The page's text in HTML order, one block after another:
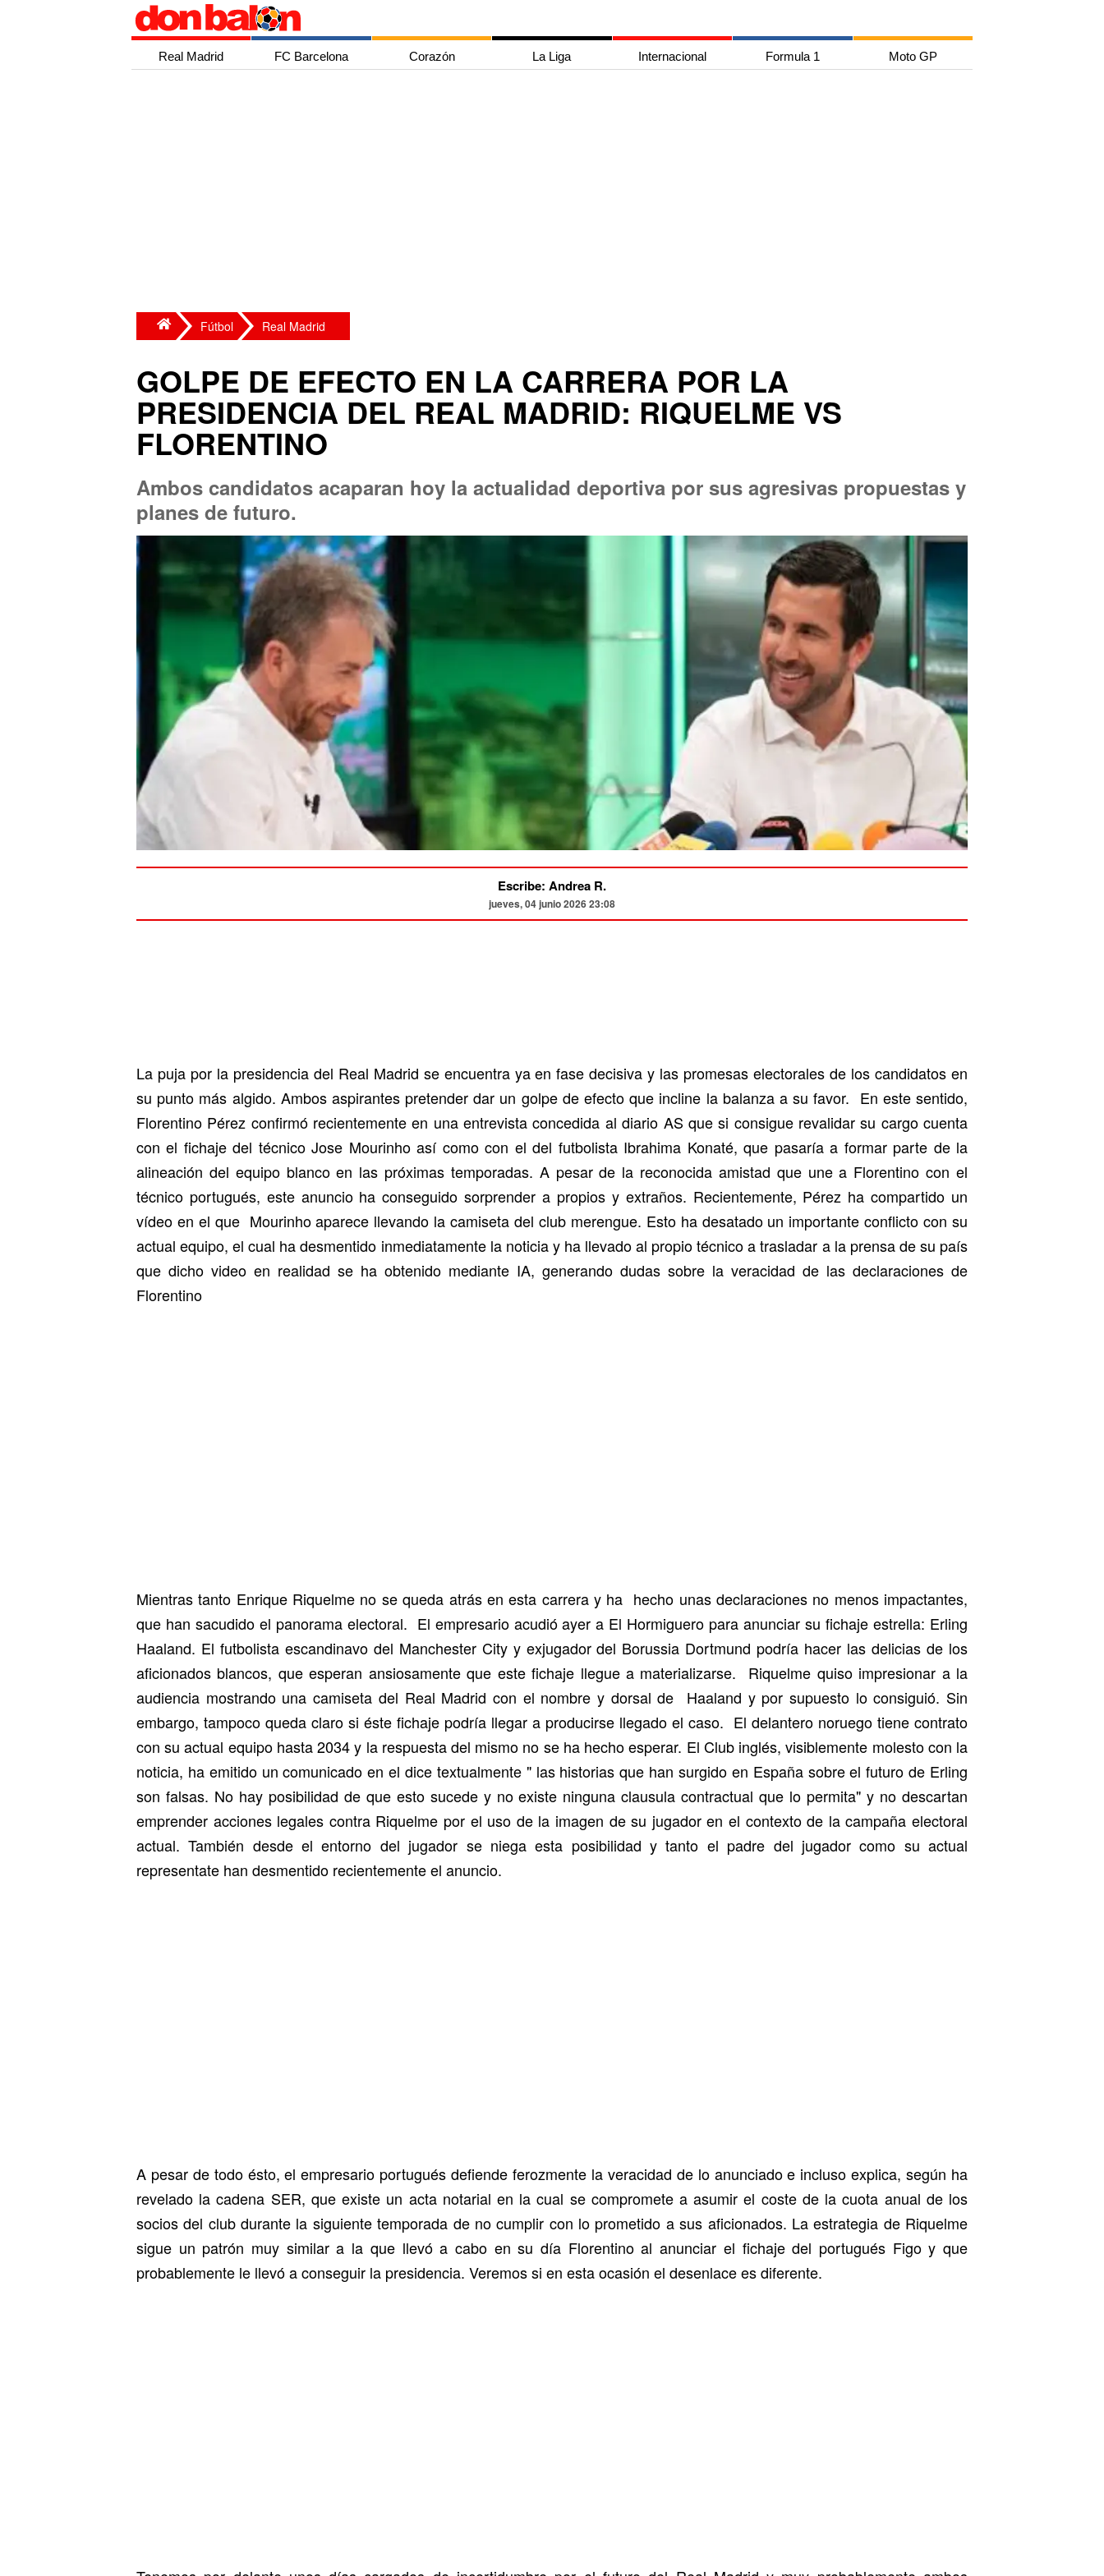
Real Madrid FC Barcelona Corazón La Liga Internacional Formula 1 Moto GP
Fútbol Real Madrid
GOLPE DE EFECTO EN LA CARRERA POR LA
PRESIDENCIA DEL REAL MADRID: RIQUELME VS
FLORENTINO
Ambos candidatos acaparan hoy la actualidad deportiva por sus agresivas propuestas y
planes de futuro.
Escribe: Andrea R.
jueves, 04 junio 2026 23:08
La puja por la presidencia del Real Madrid se encuentra ya en fase decisiva y las promesas electorales de los candidatos en
su punto más algido. Ambos aspirantes pretender dar un golpe de efecto que incline la balanza a su favor. En este sentido,
Florentino Pérez confirmó recientemente en una entrevista concedida al diario AS que si consigue revalidar su cargo cuenta
con el fichaje del técnico Jose Mourinho así como con el del futbolista Ibrahima Konaté, que pasaría a formar parte de la
alineación del equipo blanco en las próximas temporadas. A pesar de la reconocida amistad que une a Florentino con el
técnico portugués, este anuncio ha conseguido sorprender a propios y extraños. Recientemente, Pérez ha compartido un
vídeo en el que Mourinho aparece llevando la camiseta del club merengue. Esto ha desatado un importante conflicto con su
actual equipo, el cual ha desmentido inmediatamente la noticia y ha llevado al propio técnico a trasladar a la prensa de su país
que dicho video en realidad se ha obtenido mediante IA, generando dudas sobre la veracidad de las declaraciones de
Florentino
Mientras tanto Enrique Riquelme no se queda atrás en esta carrera y ha hecho unas declaraciones no menos impactantes,
que han sacudido el panorama electoral. El empresario acudió ayer a El Hormiguero para anunciar su fichaje estrella: Erling
Haaland. El futbolista escandinavo del Manchester City y exjugador del Borussia Dortmund podría hacer las delicias de los
aficionados blancos, que esperan ansiosamente que este fichaje llegue a materializarse. Riquelme quiso impresionar a la
audiencia mostrando una camiseta del Real Madrid con el nombre y dorsal de Haaland y por supuesto lo consiguió. Sin
embargo, tampoco queda claro si éste fichaje podría llegar a producirse llegado el caso. El delantero noruego tiene contrato
con su actual equipo hasta 2034 y la respuesta del mismo no se ha hecho esperar. El Club inglés, visiblemente molesto con la
noticia, ha emitido un comunicado en el dice textualmente " las historias que han surgido en España sobre el futuro de Erling
son falsas. No hay posibilidad de que esto sucede y no existe ninguna clausula contractual que lo permita" y no descartan
emprender acciones legales contra Riquelme por el uso de la imagen de su jugador en el contexto de la campaña electoral
actual. También desde el entorno del jugador se niega esta posibilidad y tanto el padre del jugador como su actual
representate han desmentido recientemente el anuncio.
A pesar de todo ésto, el empresario portugués defiende ferozmente la veracidad de lo anunciado e incluso explica, según ha
revelado la cadena SER, que existe un acta notarial en la cual se compromete a asumir el coste de la cuota anual de los
socios del club durante la siguiente temporada de no cumplir con lo prometido a sus aficionados. La estrategia de Riquelme
sigue un patrón muy similar a la que llevó a cabo en su día Florentino al anunciar el fichaje del portugués Figo y que
probablemente le llevó a conseguir la presidencia. Veremos si en esta ocasión el desenlace es diferente.